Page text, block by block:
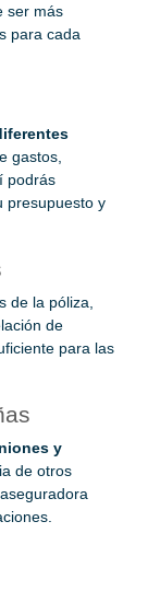
ser más
para cada
gastos,
podrás
presupuesto y
de la póliza,
de
para las
y
de otros